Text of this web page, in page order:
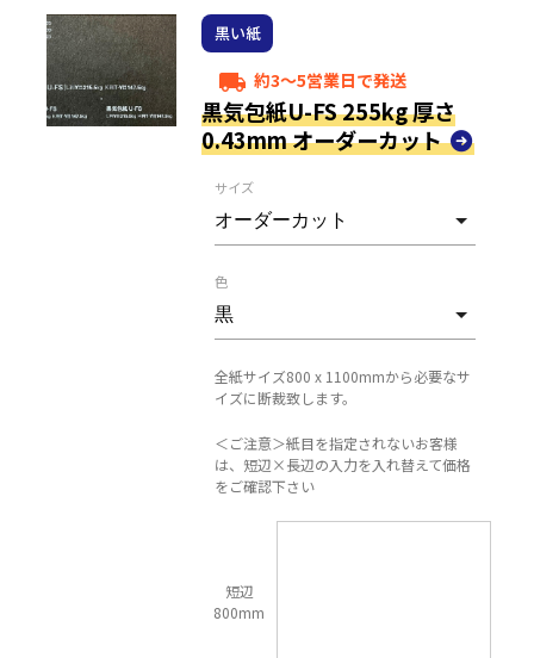
黒い紙
local_shipping 約3～5営業日で発送
黒気包紙U-FS 255kg 厚さ
0.43mm オーダーカット
サイズ
色
全紙サイズ800 x 1100mmから必要なサ
イズに断裁致します。
＜ご注意＞紙目を指定されないお客様
は、短辺×長辺の入力を入れ替えて価格
をご確認下さい
短辺
800mm